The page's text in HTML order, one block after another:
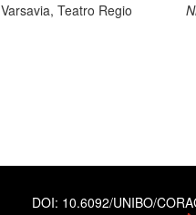
Varsavia, Teatro Regio
DOI: 10.6092/UNIBO/